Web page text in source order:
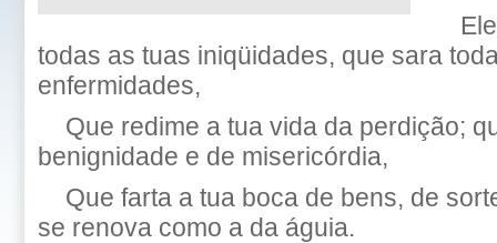
todas as tuas iniqüidades, que sara
enfermidades,
Que redime a tua vida da perdição;
benignidade e de misericórdia,
Que farta a tua boca de bens, de
se renova como a da águia.